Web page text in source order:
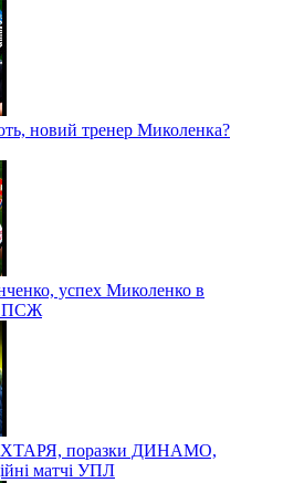
новий тренер Миколенка?
успех Миколенко в
ПСЖ
поразки ДИНАМО,
матчі УПЛ